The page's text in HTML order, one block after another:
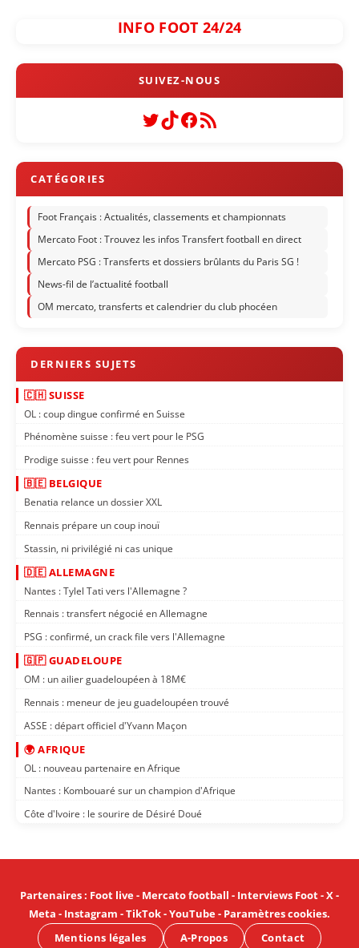
INFO FOOT 24/24
Twitter
TikTok
Facebook
Flux RSS
Foot Français : Actualités, classements et championnats
Mercato Foot : Trouvez les infos Transfert football en direct
Mercato PSG : Transferts et dossiers brûlants du Paris SG !
News-fil de l’actualité football
OM mercato, transferts et calendrier du club phocéen
🇨🇭 SUISSE
OL : coup dingue confirmé en Suisse
Phénomène suisse : feu vert pour le PSG
Prodige suisse : feu vert pour Rennes
🇧🇪 BELGIQUE
Benatia relance un dossier XXL
Rennais prépare un coup inouï
Stassin, ni privilégié ni cas unique
🇩🇪 ALLEMAGNE
Nantes : Tylel Tati vers l'Allemagne ?
Rennais : transfert négocié en Allemagne
PSG : confirmé, un crack file vers l'Allemagne
🇬🇵 GUADELOUPE
OM : un ailier guadeloupéen à 18M€
Rennais : meneur de jeu guadeloupéen trouvé
ASSE : départ officiel d'Yvann Maçon
🌍 AFRIQUE
OL : nouveau partenaire en Afrique
Nantes : Kombouaré sur un champion d'Afrique
Côte d'Ivoire : le sourire de Désiré Doué
Partenaires: Foot live- Mercato football - Interviews Foot-X-
Meta - Instagram -TikTok-YouTube- Paramètres cookies.
Mentions légales
A-Propos Contact